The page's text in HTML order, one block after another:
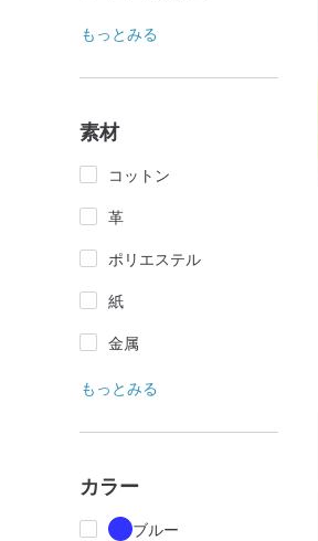
もっとみる
素材
コットン
革
ポリエステル
紙
金属
もっとみる
カラー
ブルー